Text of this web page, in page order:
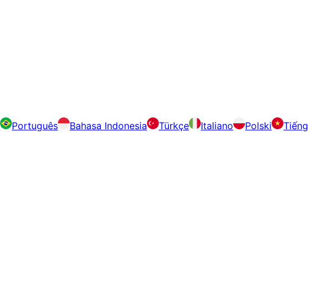
Português Bahasa Indonesia Türkçe Italiano Polski
Tiếng